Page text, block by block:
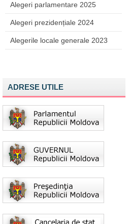
Alegeri parlamentare 2025
Alegeri prezidențiale 2024
Alegerile locale generale 2023
ADRESE UTILE